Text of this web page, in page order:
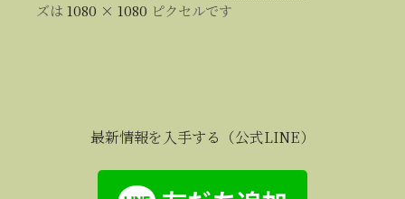
ズは 1080 × 1080 ピクセルです
最新情報を入手する（公式LINE）